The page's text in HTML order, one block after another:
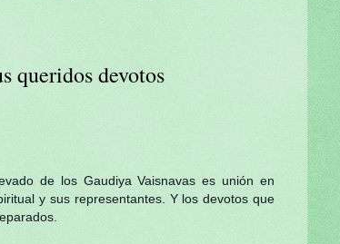
queridos devotos
de los Gaudiya Vaisnavas es unión en
y sus representantes. Y los devotos que